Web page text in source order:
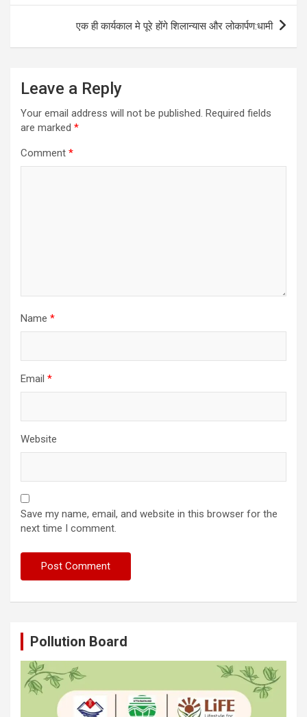
एक ही कार्यकाल मे पूरे होंगे शिलान्यास और लोकार्पण:धामी
Leave a Reply
Your email address will not be published. Required fields
are marked *
Comment *
Name *
Email *
Website
Save my name, email, and website in this browser for the
next time I comment.
Pollution Board